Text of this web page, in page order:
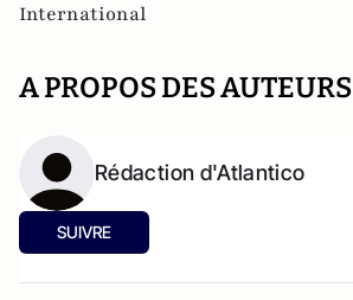
International
A PROPOS DES AUTEURS
Rédaction d'Atlantico
SUIVRE